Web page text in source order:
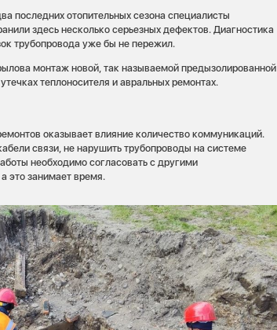
последних отопительных сезона специалисты
здесь несколько серьезных дефектов. Диагностика
трубопровода уже бы не пережил.
монтаж новой, так называемой предызолированной
теплоносителя и авральных ремонтах.
оказывает влияние количество коммуникаций.
связи, не нарушить трубопроводы на системе
необходимо согласовать с другими
это занимает время.